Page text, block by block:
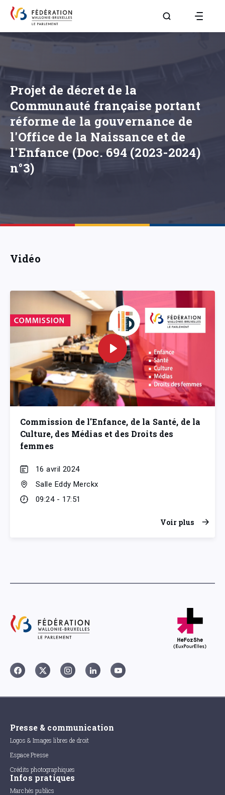
Aller à la page
Projet de décret de la
Communauté française portant
réforme de la gouvernance de
l'Office de la Naissance et de
l'Enfance (Doc. 694 (2023-2024)
n°3)
Vidéo
Commission de l'Enfance, de la Santé, de la
Culture, des Médias et des Droits des
femmes
16 avril 2024
Salle Eddy Merckx
09:24 - 17:51
Voir plus
Presse & communication
Logos & Images libres de droit
Espace Presse
Crédits photographiques
Infos pratiques
Marchés publics